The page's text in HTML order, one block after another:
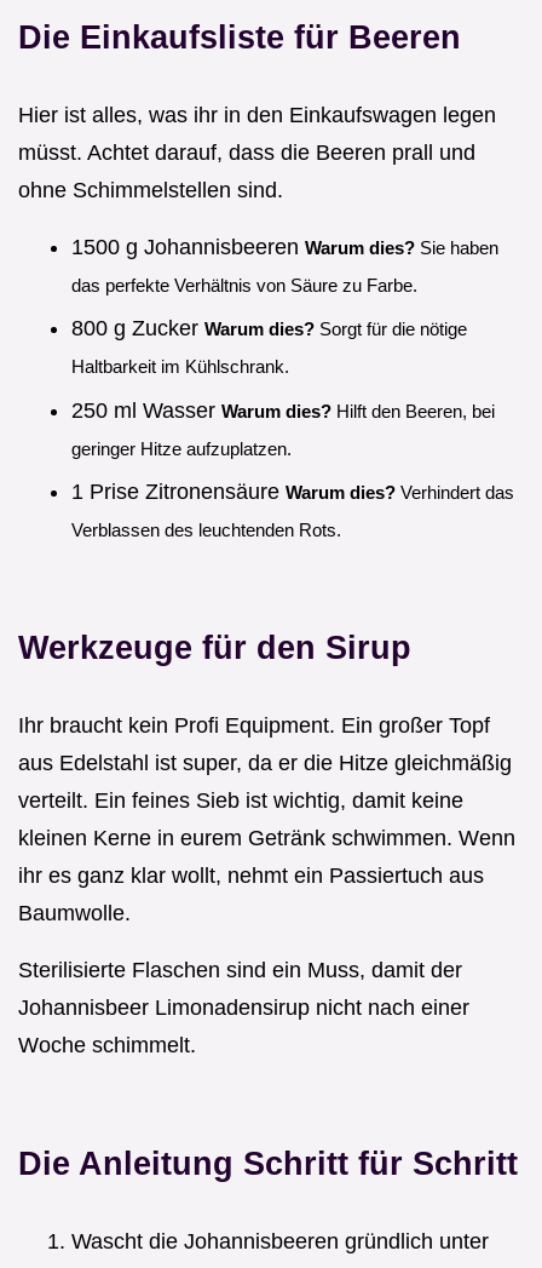
Die Einkaufsliste für Beeren
Hier ist alles, was ihr in den Einkaufswagen legen
müsst. Achtet darauf, dass die Beeren prall und
ohne Schimmelstellen sind.
1500 g Johannisbeeren Warum dies? Sie haben
das perfekte Verhältnis von Säure zu Farbe.
800 g Zucker Warum dies? Sorgt für die nötige
Haltbarkeit im Kühlschrank.
250 ml Wasser Warum dies? Hilft den Beeren, bei
geringer Hitze aufzuplatzen.
1 Prise Zitronensäure Warum dies? Verhindert das
Verblassen des leuchtenden Rots.
Werkzeuge für den Sirup
Ihr braucht kein Profi Equipment. Ein großer Topf
aus Edelstahl ist super, da er die Hitze gleichmäßig
verteilt. Ein feines Sieb ist wichtig, damit keine
kleinen Kerne in eurem Getränk schwimmen. Wenn
ihr es ganz klar wollt, nehmt ein Passiertuch aus
Baumwolle.
Sterilisierte Flaschen sind ein Muss, damit der
Johannisbeer Limonadensirup nicht nach einer
Woche schimmelt.
Die Anleitung Schritt für Schritt
Wascht die Johannisbeeren gründlich unter